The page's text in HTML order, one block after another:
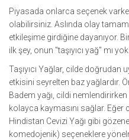
Piyasada onlarca seçenek
olabilirsiniz. Aslında olay
etkileşime girdiğine dayanıyor.
ilk şey, onun "taşıyıcı yağ" mı
Taşıyıcı Yağlar, cilde doğrudan
etkisini seyrelten baz yağlardır.
Badem yağı , cildi
kolayca kaymasını sağlar.
Hindistan Cevizi Yağı gibi
komedojenik) seçeneklere